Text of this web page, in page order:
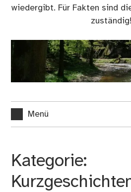
wiedergibt. Für Fakten sind
zuständig!
Menü
Kategorie: